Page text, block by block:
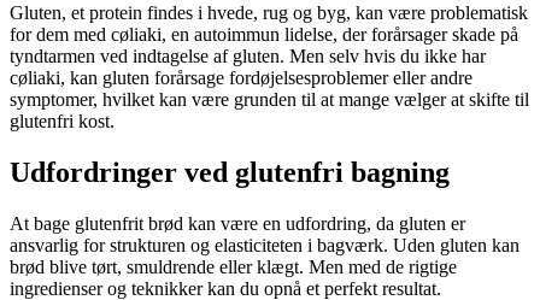
Gluten, et protein findes i hvede, rug og byg, kan være problematisk
for dem med cøliaki, en autoimmun lidelse, der forårsager skade på
tyndtarmen ved indtagelse af gluten. Men selv hvis du ikke har
cøliaki, kan gluten forårsage fordøjelsesproblemer eller andre
symptomer, hvilket kan være grunden til at mange vælger at skifte til
glutenfri kost.
Udfordringer ved glutenfri bagning
At bage glutenfrit brød kan være en udfordring, da gluten er
ansvarlig for strukturen og elasticiteten i bagværk. Uden gluten kan
brød blive tørt, smuldrende eller klægt. Men med de rigtige
ingredienser og teknikker kan du opnå et perfekt resultat.